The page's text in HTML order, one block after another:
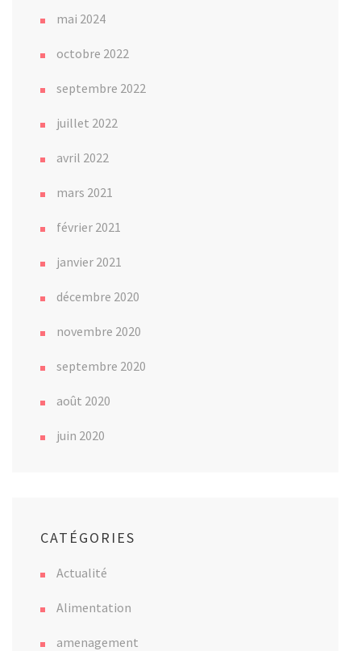
mai 2024
octobre 2022
septembre 2022
juillet 2022
avril 2022
mars 2021
février 2021
janvier 2021
décembre 2020
novembre 2020
septembre 2020
août 2020
juin 2020
CATÉGORIES
Actualité
Alimentation
amenagement